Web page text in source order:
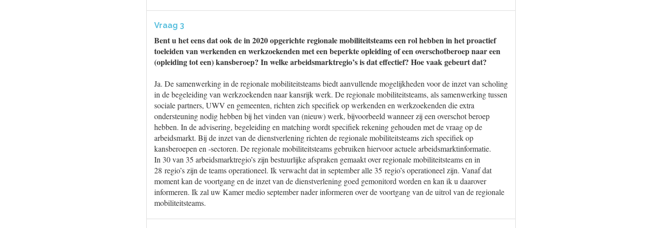
Vraag 3
Bent u het eens dat ook de in 2020 opgerichte regionale mobiliteitsteams een rol hebben in het proactief
toeleiden van werkenden en werkzoekenden met een beperkte opleiding of een overschotberoep naar een
(opleiding tot een) kansberoep? In welke arbeidsmarktregio’s is dat effectief? Hoe vaak gebeurt dat?
Ja. De samenwerking in de regionale mobiliteitsteams biedt aanvullende mogelijkheden voor de inzet van scholing
in de begeleiding van werkzoekenden naar kansrijk werk. De regionale mobiliteitsteams, als samenwerking tussen
sociale partners, UWV en gemeenten, richten zich specifiek op werkenden en werkzoekenden die extra
ondersteuning nodig hebben bij het vinden van (nieuw) werk, bijvoorbeeld wanneer zij een overschot beroep
hebben. In de advisering, begeleiding en matching wordt specifiek rekening gehouden met de vraag op de
arbeidsmarkt. Bij de inzet van de dienstverlening richten de regionale mobiliteitsteams zich specifiek op
kansberoepen en -sectoren. De regionale mobiliteitsteams gebruiken hiervoor actuele arbeidsmarktinformatie.
In 30 van 35 arbeidsmarktregio’s zijn bestuurlijke afspraken gemaakt over regionale mobiliteitsteams en in
28 regio’s zijn de teams operationeel. Ik verwacht dat in september alle 35 regio’s operationeel zijn. Vanaf dat
moment kan de voortgang en de inzet van de dienstverlening goed gemonitord worden en kan ik u daarover
informeren. Ik zal uw Kamer medio september nader informeren over de voortgang van de uitrol van de regionale
mobiliteitsteams.